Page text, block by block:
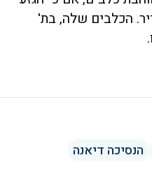
הכלבים שלה, בת'
הנסיכה דיאנה